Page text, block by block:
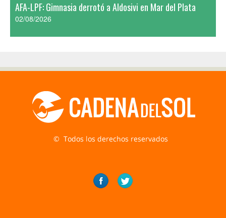
AFA-LPF: Gimnasia derrotó a Aldosivi en Mar del Plata
02/08/2026